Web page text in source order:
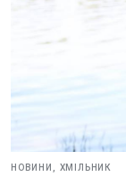
НОВИНИ, ХМІЛЬНИК